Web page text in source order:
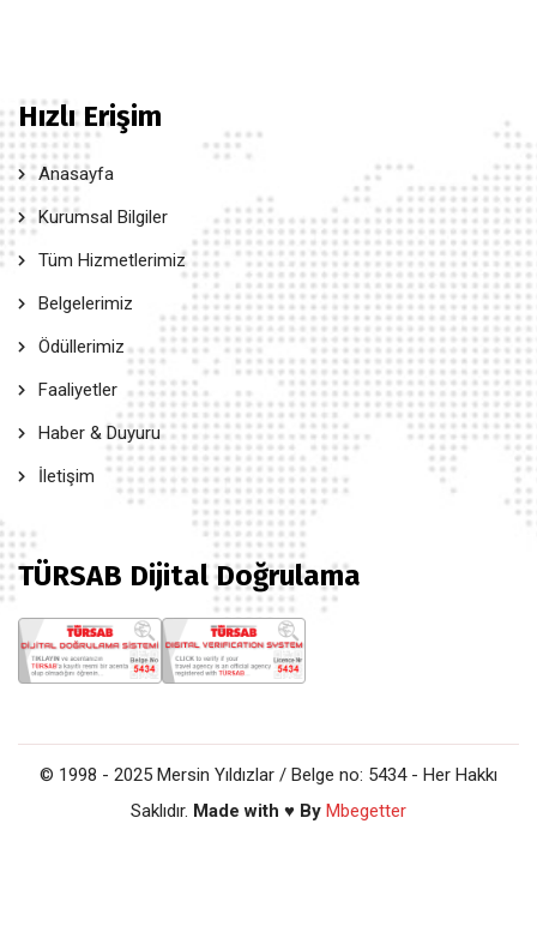
Hızlı Erişim
Anasayfa
Kurumsal Bilgiler
Tüm Hizmetlerimiz
Belgelerimiz
Ödüllerimiz
Faaliyetler
Haber & Duyuru
İletişim
TÜRSAB Dijital Doğrulama
© 1998 - 2025 Mersin Yıldızlar / Belge no: 5434 - Her Hakkı
Saklıdır. Made with ♥ By Mbegetter